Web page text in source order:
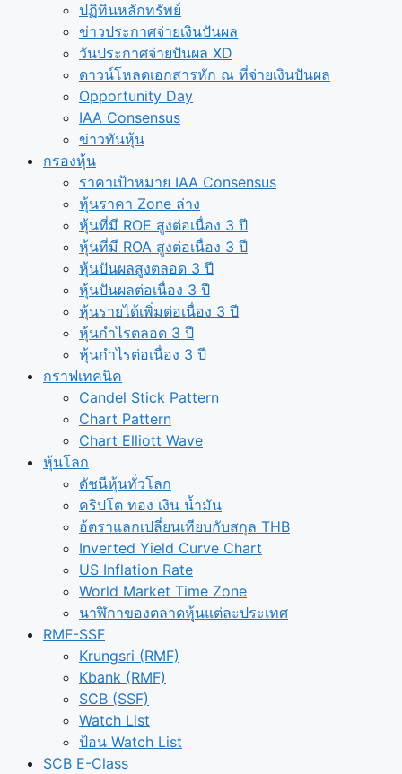
ปฏิทินหลักทรัพย์
ข่าวประกาศจ่ายเงินปันผล
วันประกาศจ่ายปันผล XD
ดาวน์โหลดเอกสารหัก ณ ที่จ่ายเงินปันผล
Opportunity Day
IAA Consensus
ข่าวทันหุ้น
กรองหุ้น
ราคาเป้าหมาย IAA Consensus
หุ้นราคา Zone ล่าง
หุ้นที่มี ROE สูงต่อเนื่อง 3 ปี
หุ้นที่มี ROA สูงต่อเนื่อง 3 ปี
หุ้นปันผลสูงตลอด 3 ปี
หุ้นปันผลต่อเนื่อง 3 ปี
หุ้นรายได้เพิ่มต่อเนื่อง 3 ปี
หุ้นกำไรตลอด 3 ปี
หุ้นกำไรต่อเนื่อง 3 ปี
กราฟเทคนิค
Candel Stick Pattern
Chart Pattern
Chart Elliott Wave
หุ้นโลก
ดัชนีหุ้นทั่วโลก
คริปโต ทอง เงิน น้ำมัน
อ้ตราแลกเปลี่ยนเทียบกับสกุล THB
Inverted Yield Curve Chart
US Inflation Rate
World Market Time Zone
นาฬิกาของตลาดหุุ้นแต่ละประเทศ
RMF-SSF
Krungsri (RMF)
Kbank (RMF)
SCB (SSF)
Watch List
ป้อน Watch List
SCB E-Class